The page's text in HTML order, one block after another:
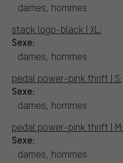
dames, hommes
stack logo-black | XL:
Sexe:
dames, hommes
pedal power-pink thrift | S:
Sexe:
dames, hommes
pedal power-pink thrift | M:
Sexe:
dames, hommes